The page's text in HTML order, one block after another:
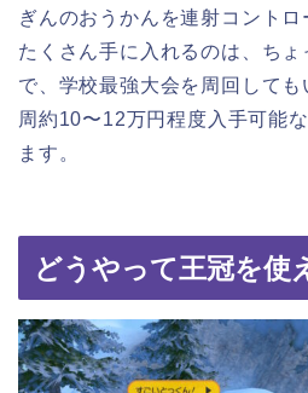
ぎんのおうかんを連射コント
たくさん手に入れるのは、ち
で、学校最強大会を周回しても
周約10〜12万円程度入手可能
ます。
どうやって王冠を使